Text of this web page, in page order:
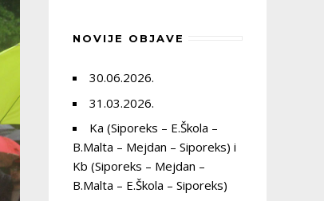
NOVIJE OBJAVE
30.06.2026.
31.03.2026.
Ka (Siporeks – E.Škola –
B.Malta – Mejdan – Siporeks) i
Kb (Siporeks – Mejdan –
B.Malta – E.Škola – Siporeks)